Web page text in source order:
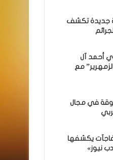
جديدة تكشف
أحمد آل
مع
في مجال
يكشفها
نيوز»